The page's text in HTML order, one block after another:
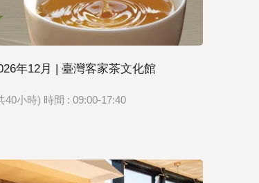
年12月 | 臺灣客家茶文化館
40小時) 時間 : 09:00-17:40